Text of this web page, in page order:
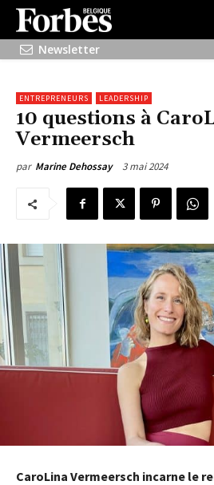
Newsletter
ENTREPRENEURS LEADERSHIP
10 questions à
Vermeersch
par Marine Dehossay 3 mai 2024
CaroLina Vermeersch incarne le